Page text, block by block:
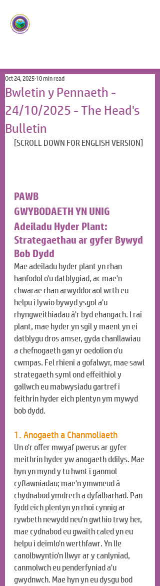
Bwletin y Pennaeth -
24/10/2025 - The Head's
Bulletin
Oct 24, 2025 10 min read
[SCROLL DOWN FOR ENGLISH VERSION]
PAWB
GWYBODAETH YN UNIG
Adeiladu Hyder Plant:
Strategaethau ar gyfer Bywyd
Bob Dydd
Mae adeiladu hyder plant yn rhan
hanfodol o'u datblygiad, ac mae'n
chwarae rhan arwyddocaol wrth eu
helpu i lywio bywyd ysgol a'u
rhyngweithiadau â'r byd ehangach. I rai
plant, mae hyder yn sgil y maent yn ei
datblygu dros amser, gyda chanllawiau
a chefnogaeth gan yr oedolion o'u
cwmpas. Fel rhieni a gofalwyr, mae sawl
strategaeth syml ond effeithiol y
gallwch eu mabwysiadu gartref i
feithrin hyder eich plentyn ym mywyd
bob dydd.
1. Anogaeth a Chanmoliaeth
Un o'r offer mwyaf pwerus ar gyfer
meithrin hyder yw anogaeth ddilys. Mae
hyn yn mynd y tu hwnt i ganmol
cyflawniadau; mae'n ymwneud â
chydnabod ymdrech a dyfalbarhad. Pan
fydd eich plentyn yn rhoi cynnig ar
rywbeth newydd neu'n gwthio trwy her,
mae cydnabod eu gwaith caled yn eu
helpu i deimlo'n werthfawr. Yn lle
canolbwyntio'n llwyr ar y canlyniad,
canmolwch eu penderfyniad a'u
gwydnwch. Mae hyn yn eu dysgu bod